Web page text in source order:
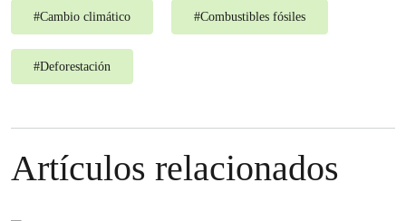
#Cambio climático #Combustibles fósiles
#Deforestación
Artículos relacionados